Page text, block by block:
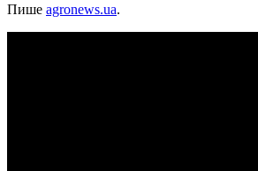
Пише agronews.ua.